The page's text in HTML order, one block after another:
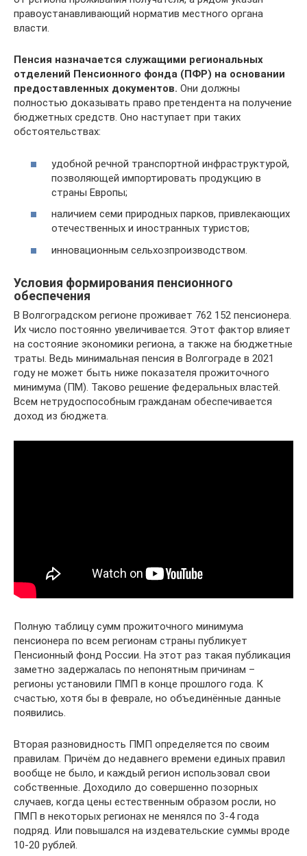
правоустанавливающий норматив местного органа
власти.
Пенсия назначается служащими региональных
отделений Пенсионного фонда (ПФР) на основании
предоставленных документов. Они должны
полностью доказывать право претендента на получение
бюджетных средств. Оно наступает при таких
обстоятельствах:
удобной речной транспортной инфраструктурой,
позволяющей импортировать продукцию в
страны Европы;
наличием семи природных парков, привлекающих
отечественных и иностранных туристов;
инновационным сельхозпроизводством.
Условия формирования пенсионного
обеспечения
В Волгоградском регионе проживает 762 152 пенсионера.
Их число постоянно увеличивается. Этот фактор влияет
на состояние экономики региона, а также на бюджетные
траты. Ведь минимальная пенсия в Волгограде в 2021
году не может быть ниже показателя прожиточного
минимума (ПМ). Таково решение федеральных властей.
Всем нетрудоспособным гражданам обеспечивается
доход из бюджета.
Полную таблицу сумм прожиточного минимума
пенсионера по всем регионам страны публикует
Пенсионный фонд России. На этот раз такая публикация
заметно задержалась по непонятным причинам –
регионы установили ПМП в конце прошлого года. К
счастью, хотя бы в феврале, но объединённые данные
появились.
Вторая разновидность ПМП определяется по своим
правилам. Причём до недавнего времени единых правил
вообще не было, и каждый регион использовал свои
собственные. Доходило до совершенно позорных
случаев, когда цены естественным образом росли, но
ПМП в некоторых регионах не менялся по 3-4 года
подряд. Или повышался на издевательские суммы вроде
10-20 рублей.